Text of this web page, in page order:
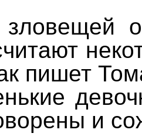
пишет
и